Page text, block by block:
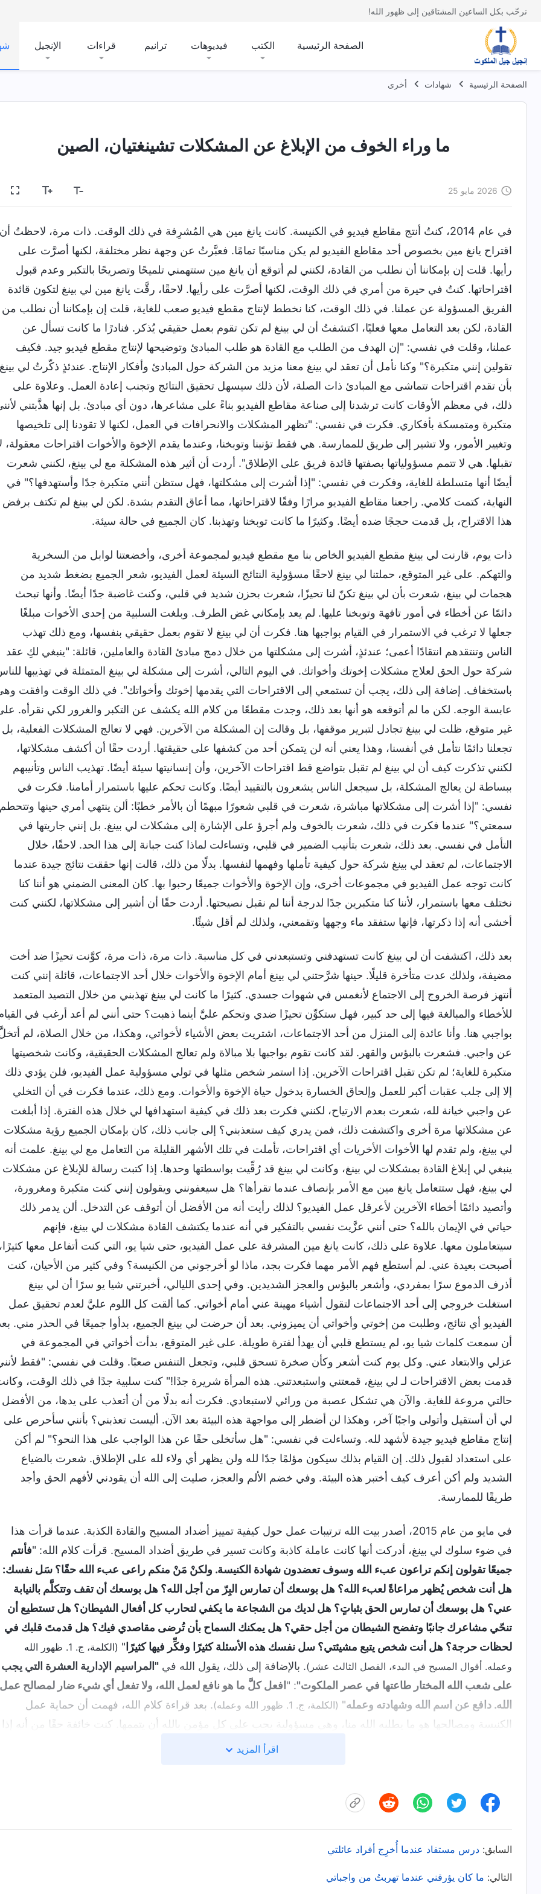
نرحّب بكل الساعين المشتاقين إلى ظهور الله!
الصفحة الرئيسية الكتب فيديوهات ترانيم قراءات الإنجيل
الصفحة الرئيسية شهادات أخرى
ما وراء الخوف من الإبلاغ عن المشكلات تشينغتيان، الصين
2026 مايو 25
في عام 2014، كنتُ أنتج مقاطع فيديو في الكنيسة. كانت يانغ مين هي المُشرِفة في ذلك الوقت. ذات مرة، لاحظتُ أن
اقتراح يانغ مين بخصوص أحد مقاطع الفيديو لم يكن مناسبًا تمامًا. فعبَّرتُ عن وجهة نظر مختلفة، لكنها أصرَّت على
رأيها. قلت إن بإمكاننا أن نطلب من القادة، لكنني لم أتوقع أن يانغ مين ستتهمني تلميحًا وتصريحًا بالتكبر وعدم قبول
اقتراحاتها. كنتُ في حيرة من أمري في ذلك الوقت، لكنها أصرَّت على رأيها. لاحقًا، رقَّت يانغ مين لي بينغ لتكون قائدة
الفريق المسؤولة عن عملنا. في ذلك الوقت، كنا نخطط لإنتاج مقطع فيديو صعب للغاية، قلت إن بإمكاننا أن نطلب من
القادة، لكن بعد التعامل معها فعليًا، اكتشفتُ أن لي بينغ لم تكن تقوم بعمل حقيقي يُذكر. فنادرًا ما كانت تسأل عن
عملنا، وقلت في نفسي: "إن الهدف من الطلب مع القادة هو طلب المبادئ وتوضيحها لإنتاج مقطع فيديو جيد. فكيف
تقولين إنني متكبرة؟" وكنا نأمل أن تعقد لي بينغ معنا مزيد من الشركة حول المبادئ وأفكار الإنتاج. عندئذٍ ذكّرتُ لي بينغ
بأن تقدم اقتراحات تتماشى مع المبادئ ذات الصلة، لأن ذلك سيسهل تحقيق النتائج وتجنب إعادة العمل. وعلاوة على
ذلك، في معظم الأوقات كانت ترشدنا إلى صناعة مقاطع الفيديو بناءً على مشاعرها، دون أي مبادئ. بل إنها هذَّبتني
متكبرة ومتمسكة بأفكاري. فكرت في نفسي: "تظهر المشكلات والانحرافات في العمل، لكنها لا تقودنا إلى تلخيصها
وتغيير الأمور، ولا تشير إلى طريق للممارسة. هي فقط تؤنبنا وتوبخنا، وعندما يقدم الإخوة والأخوات اقتراحات معقولة،
تقبلها. هي لا تتمم مسؤولياتها بصفتها قائدة فريق على الإطلاق". أردت أن أثير هذه المشكلة مع لي بينغ، لكنني شعرت
أيضًا أنها متسلطة للغاية، وفكرت في نفسي: "إذا أشرت إلى مشكلتها، فهل ستظن أنني متكبرة جدًا وأستهدفها؟" في
النهاية، كتمت كلامي. راجعنا مقاطع الفيديو مرارًا وفقًا لاقتراحاتها، مما أعاق التقدم بشدة. لكن لي بينغ لم تكتف برفض
هذا الاقتراح، بل قدمت حججًا ضده أيضًا. وكثيرًا ما كانت توبخنا وتهذبنا. كان الجميع في حالة سيئة.
ذات يوم، قارنت لي بينغ مقطع الفيديو الخاص بنا مع مقطع فيديو لمجموعة أخرى، وأخضعتنا لوابل من السخرية
والتهكم. على غير المتوقع، حملتنا لي بينغ لاحقًا مسؤولية النتائج السيئة لعمل الفيديو، شعر الجميع بضغط شديد من
هجمات لي بينغ، شعرت بأن لي بينغ تكنّ لنا تحيزًا، شعرت بحزن شديد في قلبي، وكنت غاضبة جدًا أيضًا. وأنها تبحث
دائمًا عن أخطاء في أمور تافهة وتوبخنا عليها. لم يعد بإمكاني غض الطرف. وبلغت السلبية من إحدى الأخوات مبلغًا
جعلها لا ترغب في الاستمرار في القيام بواجبها هنا. فكرت أن لي بينغ لا تقوم بعمل حقيقي بنفسها، ومع ذلك تهذب
الناس وتنتقدهم انتقادًا أعمى؛ عندئذٍ، أشرت إلى مشكلتها من خلال دمج مبادئ القادة والعاملين، قائلة: "ينبغي لكِ عقد
شركة حول الحق لعلاج مشكلات إخوتك وأخواتك. في اليوم التالي، أشرت إلى مشكلة لي بينغ المتمثلة في تهذيبها
باستخفاف. إضافة إلى ذلك، يجب أن تستمعي إلى الاقتراحات التي يقدمها إخوتك وأخواتك". في ذلك الوقت وافقت
عابسة الوجه. لكن ما لم أتوقعه هو أنها بعد ذلك، وجدت مقطعًا من كلام الله يكشف عن التكبر والغرور لكي نقرأه.
غير متوقع، ظلت لي بينغ تجادل لتبرير موقفها، بل وقالت إن المشكلة من الآخرين. فهي لا تعالج المشكلات الفعلية، بل
تجعلنا دائمًا نتأمل في أنفسنا، وهذا يعني أنه لن يتمكن أحد من كشفها على حقيقتها. أردت حقًا أن أكشف مشكلاتها،
لكنني تذكرت كيف أن لي بينغ لم تقبل بتواضع قط اقتراحات الآخرين، وأن إنسانيتها سيئة أيضًا. تهذيب الناس وتأنيبهم
ببساطة لن يعالج المشكلة، بل سيجعل الناس يشعرون بالتقييد أيضًا. وكانت تحكم عليها باستمرار أمامنا. فكرت في
نفسي: "إذا أشرت إلى مشكلاتها مباشرة، شعرت في قلبي شعورًا مبهمًا أن بالأمر خطبًا: ألن ينتهي أمري حينها وتتحطم
سمعتي؟" عندما فكرت في ذلك، شعرت بالخوف ولم أجرؤ على الإشارة إلى مشكلات لي بينغ. بل إنني جاريتها في
التأمل في نفسي. بعد ذلك، شعرت بتأنيب الضمير في قلبي، وتساءلت لماذا كنت جبانة إلى هذا الحد. لاحقًا، خلال
الاجتماعات، لم تعقد لي بينغ شركة حول كيفية تأملها وفهمها لنفسها. بدلًا من ذلك، قالت إنها حققت نتائج جيدة عندما
كانت توجه عمل الفيديو في مجموعات أخرى، وإن الإخوة والأخوات جميعًا رحبوا بها. كان المعنى الضمني هو أننا كنا
نختلف معها باستمرار، لأننا كنا متكبرين جدًا لدرجة أننا لم نقبل نصيحتها. أردت حقًا أن أشير إلى مشكلاتها، لكنني كنت
أخشى أنه إذا ذكرتها، فإنها ستفقد ماء وجهها وتقمعني، ولذلك لم أقل شيئًا.
بعد ذلك، اكتشفت أن لي بينغ كانت تستهدفني وتستبعدني في كل مناسبة. ذات مرة، ذات مرة، كوَّنت تحيزًا ضد أخت
مضيفة، ولذلك عدت متأخرة قليلًا. حينها شرَّحتني لي بينغ أمام الإخوة والأخوات خلال أحد الاجتماعات، قائلة إنني كنت
أنتهز فرصة الخروج إلى الاجتماع لأنغمس في شهوات جسدي. كثيرًا ما كانت لي بينغ تهذبني من خلال التصيد المتعمد
للأخطاء والمبالغة فيها إلى حد كبير، فهل ستكوِّن تحيزًا ضدي وتحكم عليَّ أينما ذهبت؟ حتى أنني لم أعد أرغب في
بواجبي هنا. وأنا عائدة إلى المنزل من أحد الاجتماعات، اشتريت بعض الأشياء لأخواتي، وهكذا، من خلال الصلاة، لم
عن واجبي. فشعرت بالبؤس والقهر. لقد كانت تقوم بواجبها بلا مبالاة ولم تعالج المشكلات الحقيقية، وكانت شخصيتها
متكبرة للغاية؛ لم تكن تقبل اقتراحات الآخرين. إذا استمر شخص مثلها في تولي مسؤولية عمل الفيديو، فلن يؤدي ذلك
إلا إلى جلب عقبات أكبر للعمل وإلحاق الخسارة بدخول حياة الإخوة والأخوات. ومع ذلك، عندما فكرت في أن التخلي
عن واجبي خيانة لله، شعرت بعدم الارتياح، لكنني فكرت بعد ذلك في كيفية استهدافها لي خلال هذه الفترة. إذا أبلغت
عن مشكلاتها مرة أخرى واكتشفت ذلك، فمن يدري كيف ستعذبني؟ إلى جانب ذلك، كان بإمكان الجميع رؤية مشكلات
لي بينغ، ولم تقدم لها الأخوات الأخريات أي اقتراحات، تأملت في تلك الأشهر القليلة من التعامل مع لي بينغ. علمت أنه
ينبغي لي إبلاغ القادة بمشكلات لي بينغ، وكانت لي بينغ قد رُقِّيت بواسطتها وحدها. إذا كتبت رسالة للإبلاغ عن مشكلات
لي بينغ، فهل ستتعامل يانغ مين مع الأمر بإنصاف عندما تقرأها؟ هل سيعفونني ويقولون إنني كنت متكبرة ومغرورة،
وأتصيد دائمًا أخطاء الآخرين لأعرقل عمل الفيديو؟ لذلك رأيت أنه من الأفضل أن أتوقف عن التدخل. ألن يدمر ذلك
حياتي في الإيمان بالله؟ حتى أنني عزَّيت نفسي بالتفكير في أنه عندما يكتشف القادة مشكلات لي بينغ، فإنهم
سيتعاملون معها. علاوة على ذلك، كانت يانغ مين المشرفة على عمل الفيديو، حتى شيا يو، التي كنت أتفاعل معها
أصبحت بعيدة عني. لم أستطع فهم الأمر مهما فكرت بجد، ماذا لو أخرجوني من الكنيسة؟ وفي كثير من الأحيان، كنت
أذرف الدموع سرًا بمفردي، وأشعر بالبؤس والعجز الشديدين. وفي إحدى الليالي، أخبرتني شيا يو سرًا أن لي بينغ
استغلت خروجي إلى أحد الاجتماعات لتقول أشياء مهينة عني أمام أخواتي. كما ألقت كل اللوم عليَّ لعدم تحقيق عمل
الفيديو أي نتائج، وطلبت من إخوتي وأخواتي أن يميزوني. بعد أن حرضت لي بينغ الجميع، بدأوا جميعًا في الحذر مني.
أن سمعت كلمات شيا يو، لم يستطع قلبي أن يهدأ لفترة طويلة. على غير المتوقع، بدأت أخواتي في المجموعة في
عزلي والابتعاد عني. وكل يوم كنت أشعر وكأن صخرة تسحق قلبي، وتجعل التنفس صعبًا. وقلت في نفسي: "فقط
قدمت بعض الاقتراحات لـ لي بينغ، قمعتني واستبعدتني. هذه المرأة شريرة جدًا!" كنت سلبية جدًا في ذلك الوقت،
حالتي مروعة للغاية. والآن هي تشكل عصبة من ورائي لاستبعادي. فكرت أنه بدلًا من أن أتعذب على يدها، من الأفضل
لي أن أستقيل وأتولى واجبًا آخر، وهكذا لن أضطر إلى مواجهة هذه البيئة بعد الآن. أليست تعذبني؟ بأنني سأحرص على
إنتاج مقاطع فيديو جيدة لأشهد لله. وتساءلت في نفسي: "هل سأتخلى حقًا عن هذا الواجب على هذا النحو؟" لم أكن
على استعداد لقبول ذلك. إن القيام بذلك سيكون مؤلمًا جدًا لله ولن يظهر أي ولاء لله على الإطلاق. شعرت بالضياع
الشديد ولم أكن أعرف كيف أختبر هذه البيئة. وفي خضم الألم والعجز، صليت إلى الله أن يقودني لأفهم الحق وأجد
طريقًا للممارسة.
في مايو من عام 2015، أصدر بيت الله ترتيبات عمل حول كيفية تمييز أضداد المسيح والقادة الكذبة. عندما قرأت هذا
في ضوء سلوك لي بينغ، أدركت أنها كانت عاملة كاذبة وكانت تسير في طريق أضداد المسيح. قرأت كلام الله: "فأنتم
جميعًا تقولون إنكم تراعون عبء الله وسوف تعضدون شهادة الكنيسة. ولكنْ مَنْ منكم راعى عبء الله حقًا؟ سَل نفسك:
هل أنت شخص يُظهر مراعاةً لعبء الله؟ هل بوسعك أن تمارس البِرّ من أجل الله؟ هل بوسعك أن تقف وتتكلَّم بالنيابة
عني؟ هل بوسعك أن تمارس الحق بثباتٍ؟ هل لديك من الشجاعة ما يكفي لتحارب كل أفعال الشيطان؟ هل تستطيع أن
تنحّي مشاعرك جانبًا وتفضح الشيطان من أجل حقي؟ هل يمكنك السماح بأن تُرضى مقاصدي فيك؟ هل قدمتَ قلبك في
لحظات حرجة؟ هل أنت شخص يتبع مشيئتي؟ سل نفسك هذه الأسئلة كثيرًا وفكِّر فيها كثيرًا "
(الكلمة، ج. 1. ظهور الله
وعمله. أقوال المسيح في البدء، الفصل الثالث عشر). بالإضافة إلى ذلك، يقول الله في "المراسيم الإدارية العشرة التي يجب
على شعب الله المختار طاعتها في عصر الملكوت": " افعل كلَّ ما هو نافع لعمل الله، ولا تفعل أي شيء ضار لمصالح عمل
الله. دافع عن اسم الله وشهادته وعمله" (الكلمة، ج. 1. ظهور الله وعمله)
. بعد قراءة كلام الله، فهمت أن حماية عمل
الكنيسة ومصالحها هو ما يطلبه الله منا، وهي مسؤولية يجب على كل مؤمن بالله أن يتممها. كنت خائفة حقًا من أنه إذا
استمر هذا، فسوف أُعفى وأُطرد بالفعل. وكانت أيضًا تقمع الناس وتعذبهم، وكانت إنسانيتها حقودة. كنت أخشى أن
الخاصة. كنت أنانية جدًا! والآن، أصدر بيت الله ترتيبات عمل لنا لتمييز أضداد المسيح والقادة الكذبة. ولكن، فكرت بعد
الظلمة. لذلك، صليت إلى الله: "يا إلهي، لقد كنت بائسة باستمرار بسبب قمع لي بينغ لي. من الواضح أن لدي تمييزًا
لي بينغ، لكنني لا أجرؤ على كشف مشكلاتها والإبلاغ عنها. أنا جبانة جدًا، وأفتقر إلى أدنى حس بالعدالة. أنا أثير مقتك!
والآن طلب منا بيت الله تمييز أضداد المسيح والقادة الكذبة والإبلاغ عنهم. أعلم أن مقصدك في هذا، وأنا على استعداد
اقرأ المزيد
السابق: درس مستفاد عندما أُخرِج أفراد عائلتي
التالي: ما كان يؤرقني عندما تهربتُ من واجباتي